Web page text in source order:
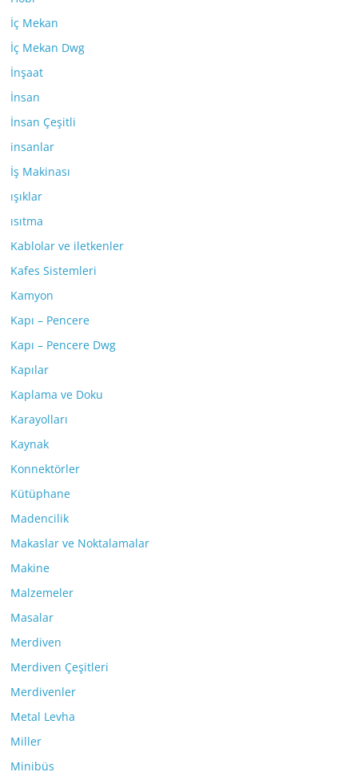
İç Mekan
İç Mekan Dwg
İnşaat
İnsan
İnsan Çeşitli
insanlar
İş Makinası
ışıklar
ısıtma
Kablolar ve iletkenler
Kafes Sistemleri
Kamyon
Kapı – Pencere
Kapı – Pencere Dwg
Kapılar
Kaplama ve Doku
Karayolları
Kaynak
Konnektörler
Kütüphane
Madencilik
Makaslar ve Noktalamalar
Makine
Malzemeler
Masalar
Merdiven
Merdiven Çeşitleri
Merdivenler
Metal Levha
Miller
Minibüs